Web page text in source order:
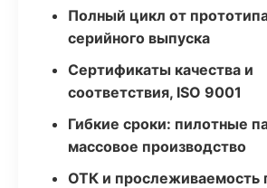
Полный цикл от
серийного выпуска
Сертификаты качества и
соответствия, ISO 9001
Гибкие сроки: пилотные
массовое производство
ОТК и прослеживаемость